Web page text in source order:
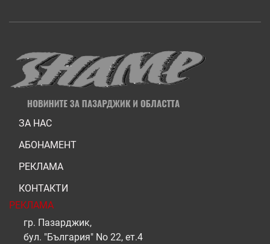
ЗА НАС
АБОНАМЕНТ
РЕКЛАМА
КОНТАКТИ
РЕКЛАМА
гр. Пазарджик,
бул. "България" No 22, ет.4